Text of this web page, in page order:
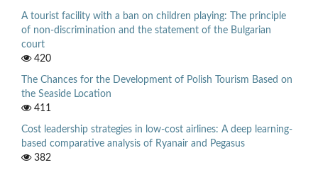
A tourist facility with a ban on children playing: The principle
of non-discrimination and the statement of the Bulgarian
court
420
The Chances for the Development of Polish Tourism Based on
the Seaside Location
411
Cost leadership strategies in low-cost airlines: A deep learning-
based comparative analysis of Ryanair and Pegasus
382